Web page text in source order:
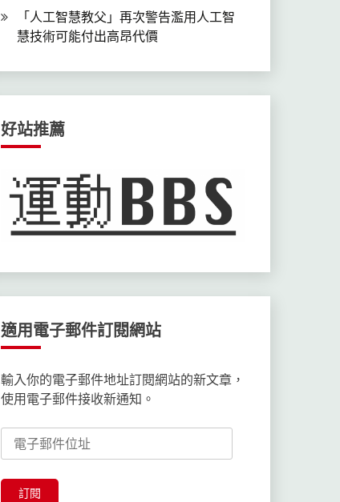
「人工智慧教父」再次警告濫用人工智
慧技術可能付出高昂代價
好站推薦
適用電子郵件訂閱網站
輸入你的電子郵件地址訂閱網站的新文章，
使用電子郵件接收新通知。
子
郵
訂閱